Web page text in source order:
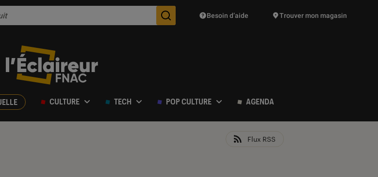
Des suggestions de produits vont vous être proposées
Besoin d’aide Trouver mon magasin
CULTURE TECH POP CULTURE AGENDA
Flux RSS